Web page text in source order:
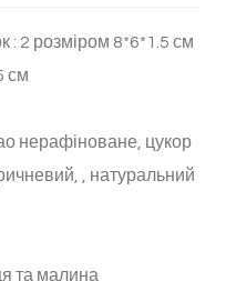
: 2 розміром 8*6*1.5 см
см
нерафіноване, цукор
, натуральний
та малина